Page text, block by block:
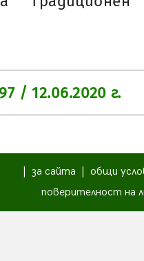
/ 12.06.2020 г.
за сайта
общи
поверителност на